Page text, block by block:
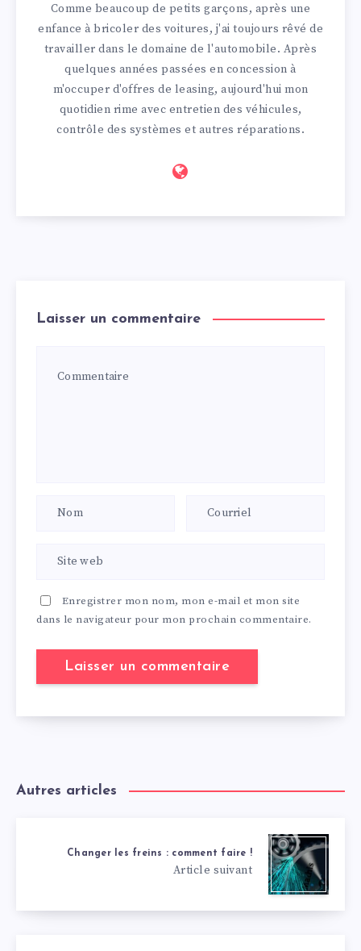
Comme beaucoup de petits garçons, après une
enfance à bricoler des voitures, j'ai toujours rêvé de
travailler dans le domaine de l'automobile. Après
quelques années passées en concession à
m'occuper d'offres de leasing, aujourd'hui mon
quotidien rime avec entretien des véhicules,
contrôle des systèmes et autres réparations.
Laisser un commentaire
Enregistrer mon nom, mon e-mail et mon site
dans le navigateur pour mon prochain commentaire.
Autres articles
Changer les freins : comment faire !
Article suivant